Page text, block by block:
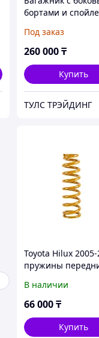
бортами и
грузового
алюминиевый -
Под заказ
260 000₸
Купить
ТУЛС ТРЭЙДИНГ
Toyota Hilux
пружины
DOG
В наличии
66 000₸
Купить